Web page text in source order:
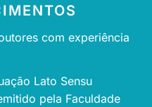
com experiência
Lato Sensu
pela Faculdade